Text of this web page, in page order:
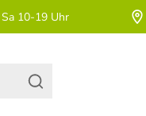
10-19 Uhr